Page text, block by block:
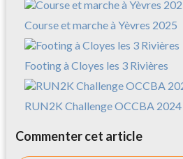
Course et marche à Yèvres 2025
Footing à Cloyes les 3 Rivières
RUN2K Challenge OCCBA 2024
Commenter cet article